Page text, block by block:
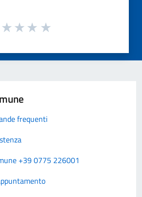
frequenti
+39 0775 226001